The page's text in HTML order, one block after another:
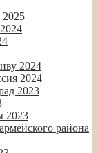
2024
2024
2023
2023
района